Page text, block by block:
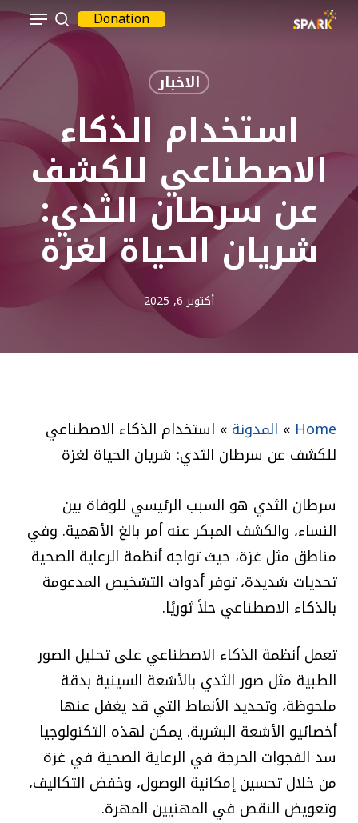
Skip
Donation
بحث
Menu
الاخبار
استخدام الذكاء
الاصطناعي للكشف
عن سرطان الثدي:
شريان الحياة لغزة
أكتوبر 6, 2025
Home
» المدونة » استخدام الذكاء الاصطناعي
للكشف عن سرطان الثدي: شريان الحياة لغزة
سرطان الثدي هو السبب الرئيسي للوفاة بين
النساء، والكشف المبكر عنه أمر بالغ الأهمية. وفي
مناطق مثل غزة، حيث تواجه أنظمة الرعاية الصحية
تحديات شديدة، توفر أدوات التشخيص المدعومة
بالذكاء الاصطناعي حلاً ثوريًا.
تعمل أنظمة الذكاء الاصطناعي على تحليل الصور
الطبية مثل صور الثدي بالأشعة السينية بدقة
ملحوظة، وتحديد الأنماط التي قد يغفل عنها
أخصائيو الأشعة البشرية. يمكن لهذه التكنولوجيا
سد الفجوات الحرجة في الرعاية الصحية في غزة
من خلال تحسين إمكانية الوصول، وخفض التكاليف،
وتعويض النقص في المهنيين المهرة.